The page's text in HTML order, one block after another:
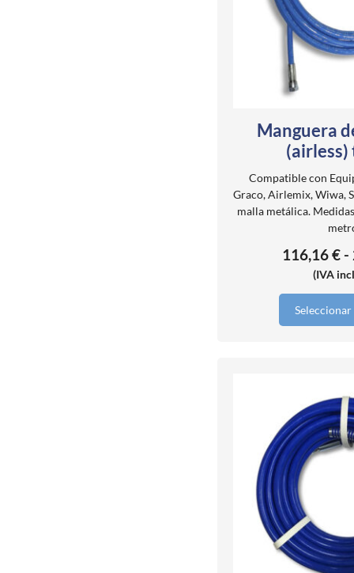
Manguera
(airless)
Compatible con
Graco, Airlemix, Wiwa,
malla metálica.
116,16€ -
(IVA
producto